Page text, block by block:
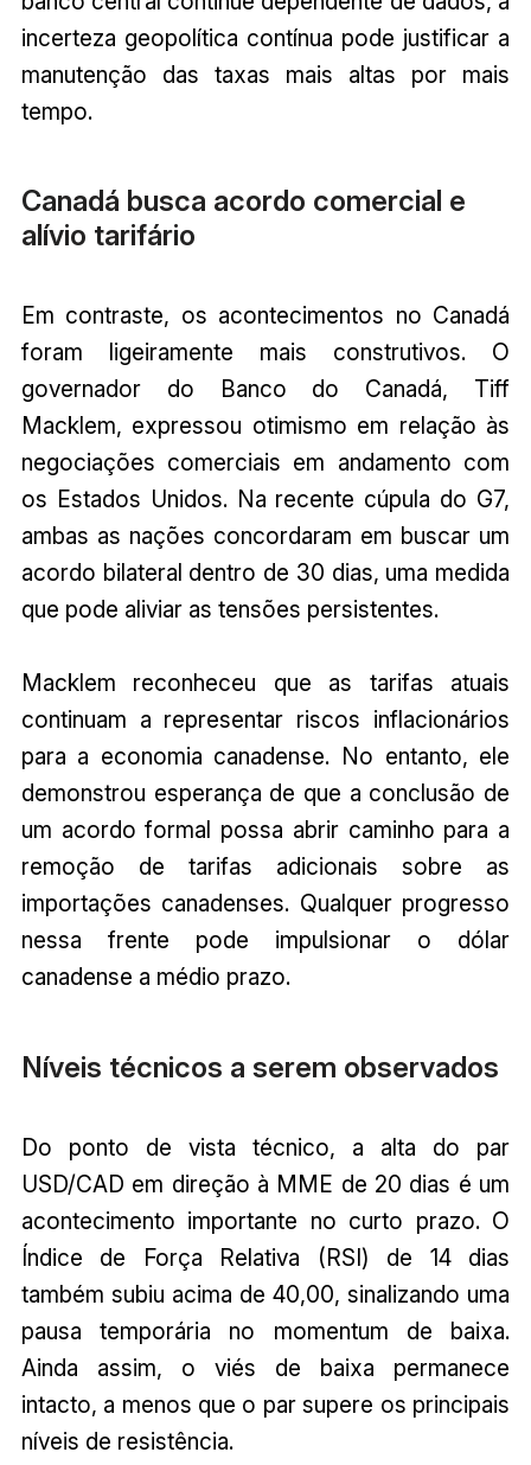
incerteza geopolítica contínua pode justificar a
manutenção das taxas mais altas por mais
tempo.
Canadá busca acordo comercial e
alívio tarifário
Em contraste, os acontecimentos no Canadá
foram ligeiramente mais construtivos. O
governador do Banco do Canadá, Tiff
Macklem, expressou otimismo em relação às
negociações comerciais em andamento com
os Estados Unidos. Na recente cúpula do G7,
ambas as nações concordaram em buscar um
acordo bilateral dentro de 30 dias, uma medida
que pode aliviar as tensões persistentes.
Macklem reconheceu que as tarifas atuais
continuam a representar riscos inflacionários
para a economia canadense. No entanto, ele
demonstrou esperança de que a conclusão de
um acordo formal possa abrir caminho para a
remoção de tarifas adicionais sobre as
importações canadenses. Qualquer progresso
nessa frente pode impulsionar o dólar
canadense a médio prazo.
Níveis técnicos a serem observados
Do ponto de vista técnico, a alta do par
USD/CAD em direção à MME de 20 dias é um
acontecimento importante no curto prazo. O
Índice de Força Relativa (RSI) de 14 dias
também subiu acima de 40,00, sinalizando uma
pausa temporária no momentum de baixa.
Ainda assim, o viés de baixa permanece
intacto, a menos que o par supere os principais
níveis de resistência.